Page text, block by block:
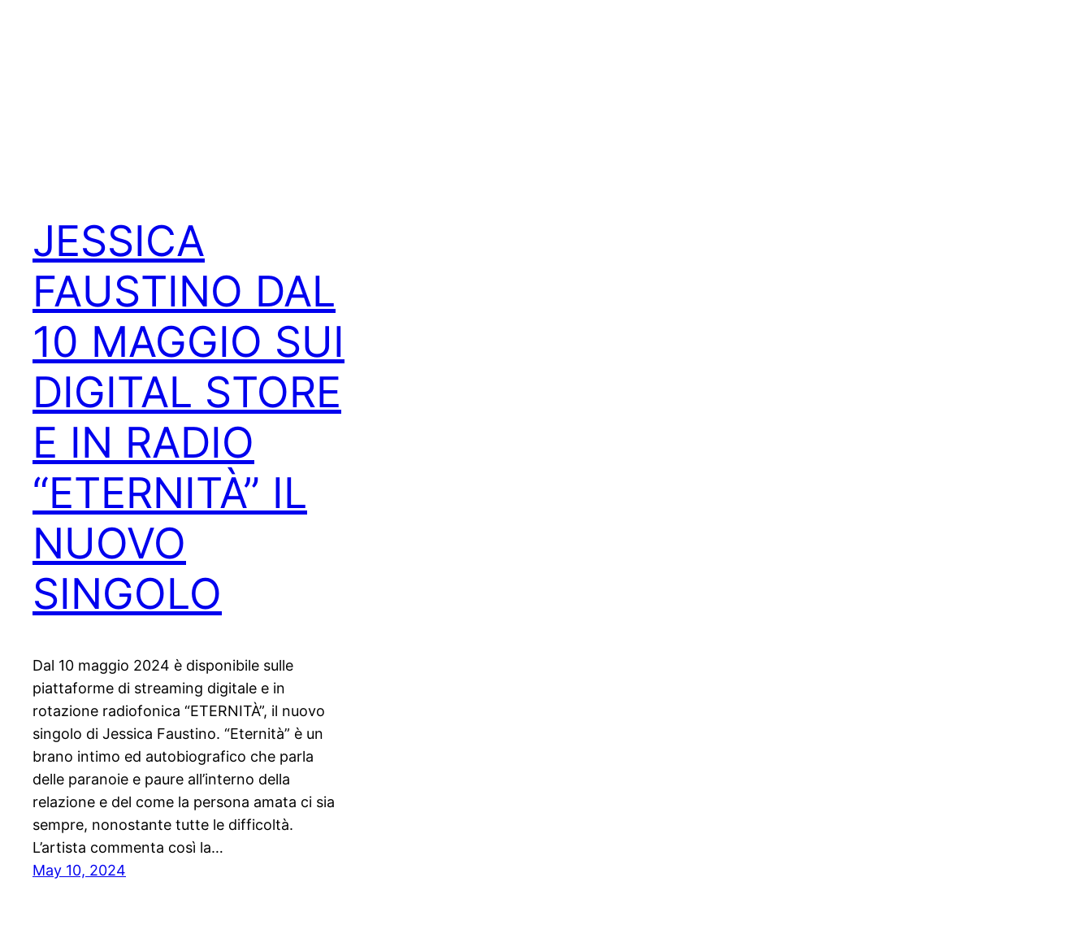
JESSICA
FAUSTINO DAL
10 MAGGIO SUI
DIGITAL STORE
E IN RADIO
“ETERNITÀ” IL
NUOVO
SINGOLO
Dal 10 maggio 2024 è disponibile sulle
piattaforme di streaming digitale e in
rotazione radiofonica “ETERNITÀ”, il nuovo
singolo di Jessica Faustino. “Eternità” è un
brano intimo ed autobiografico che parla
delle paranoie e paure all’interno della
relazione e del come la persona amata ci sia
sempre, nonostante tutte le difficoltà.
L’artista commenta così la…
May 10, 2024